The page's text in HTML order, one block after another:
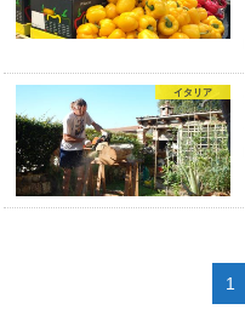
イタリア
1